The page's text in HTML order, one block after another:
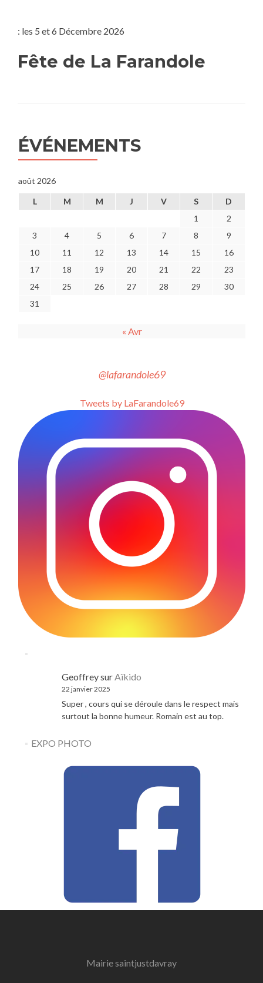
: les 5 et 6 Décembre 2026
Fête de La Farandole
ÉVÉNEMENTS
août 2026
L M M J V S
D
1
2
3
4 5 6 7 8
9
10
11 12 13 14 15
16
17
18 19 20 21 22
23
24
25 26 27 28 29
30
31
« Avr
@lafarandole69
Tweets by LaFarandole69
GeoffreysurAïkido
22 janvier 2025
Super , cours qui se déroule dans le respect mais
surtout la bonne humeur. Romain est au top.
EXPO PHOTO
Mairiesaintjustdavray